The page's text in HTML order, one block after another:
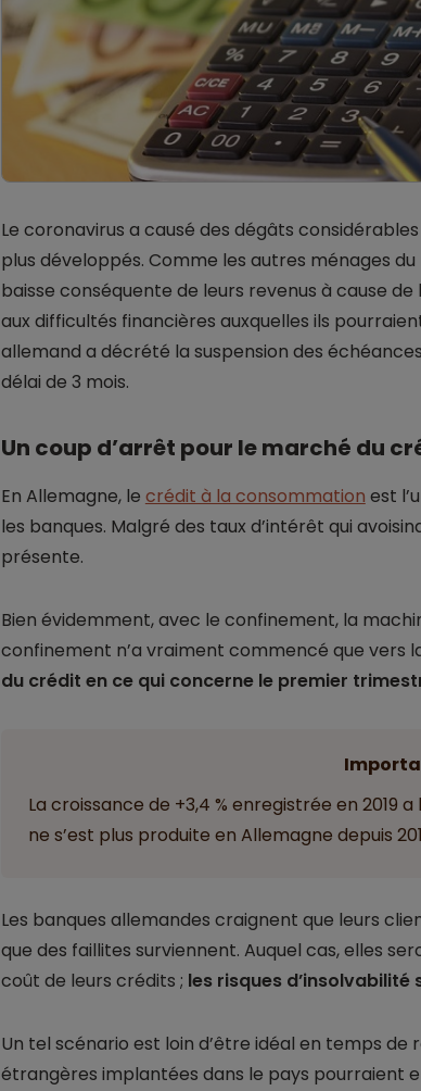
Le coronavirus a causé des dégâts
plus développés. Comme les autres ménages
baisse conséquente de leurs revenus à cause
aux difficultés financières auxquelles ils
allemand a décrété la suspension des
délai de 3 mois.
Un coup d’arrêt pour le marché du
En Allemagne, le crédit à la consommation est
les banques. Malgré des taux d’intérêt qui
présente.
Bien évidemment, avec le confinement, la
confinement n’a vraiment commencé que vers
du crédit en ce qui concerne le premier
La croissance de +3,4 % enregistrée en 2019
ne s’est plus produite en Allemagne depuis
Les banques allemandes craignent que leurs
que des faillites surviennent. Auquel cas, elles
coût de leurs crédits ; les risques d’insolvabilité
Un tel scénario est loin d’être idéal en temps de
étrangères implantées dans le pays pourraient